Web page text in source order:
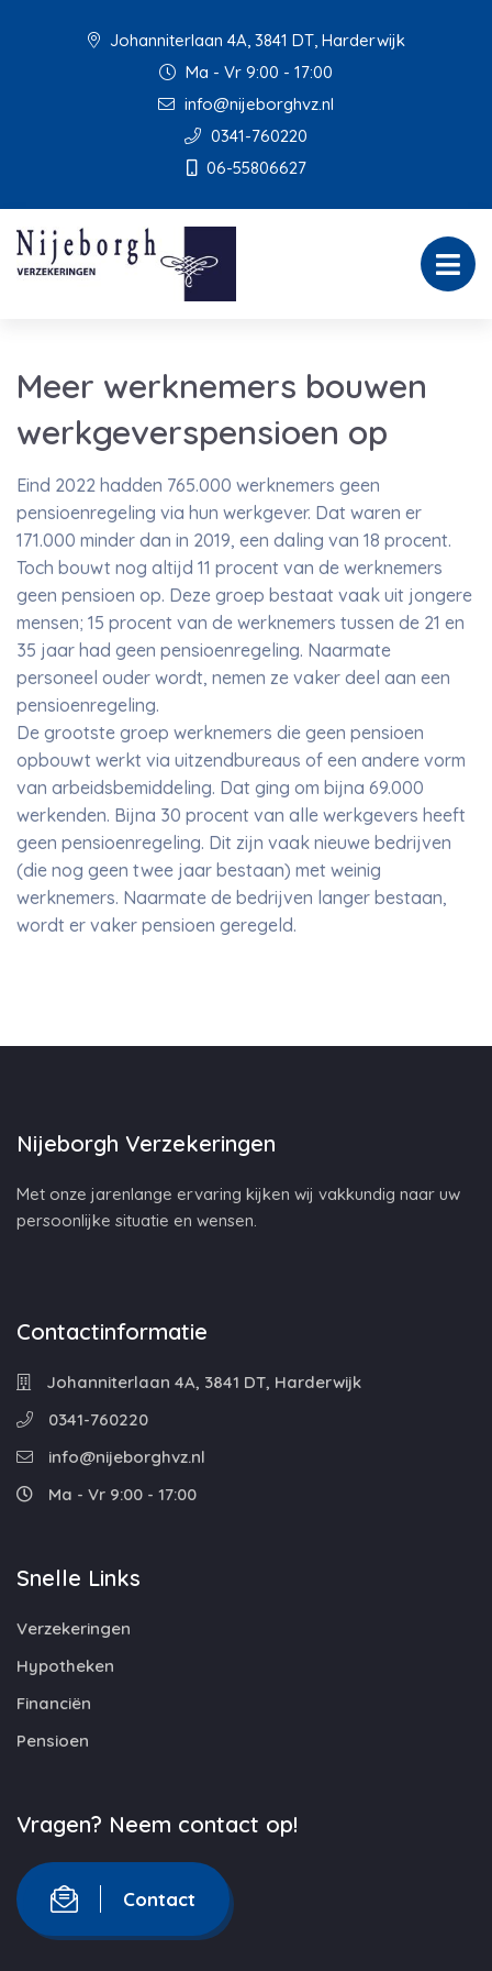
Johanniterlaan 4A, 3841 DT, Harderwijk
Ma - Vr 9:00 - 17:00
info@nijeborghvz.nl
0341-760220
06-55806627
Meer werknemers bouwen
werkgeverspensioen op
Eind 2022 hadden 765.000 werknemers geen
pensioenregeling via hun werkgever. Dat waren er
171.000 minder dan in 2019, een daling van 18 procent.
Toch bouwt nog altijd 11 procent van de werknemers
geen pensioen op. Deze groep bestaat vaak uit jongere
mensen; 15 procent van de werknemers tussen de 21 en
35 jaar had geen pensioenregeling. Naarmate
personeel ouder wordt, nemen ze vaker deel aan een
pensioenregeling.
De grootste groep werknemers die geen pensioen
opbouwt werkt via uitzendbureaus of een andere vorm
van arbeidsbemiddeling. Dat ging om bijna 69.000
werkenden. Bijna 30 procent van alle werkgevers heeft
geen pensioenregeling. Dit zijn vaak nieuwe bedrijven
(die nog geen twee jaar bestaan) met weinig
werknemers. Naarmate de bedrijven langer bestaan,
wordt er vaker pensioen geregeld.
Nijeborgh Verzekeringen
Met onze jarenlange ervaring kijken wij vakkundig naar uw
persoonlijke situatie en wensen.
Contactinformatie
Johanniterlaan 4A, 3841 DT, Harderwijk
0341-760220
info@nijeborghvz.nl
Ma - Vr 9:00 - 17:00
Snelle Links
Verzekeringen
Hypotheken
Financiën
Pensioen
Vragen? Neem contact op!
Contact